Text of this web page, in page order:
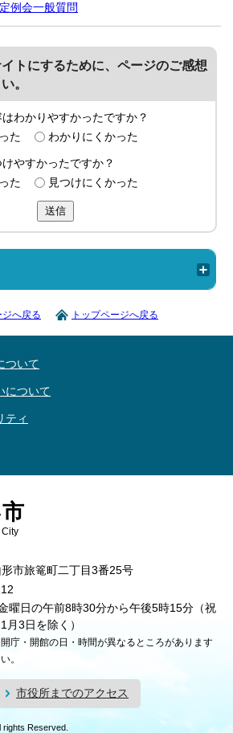
例会一般質問
トにするために、ページのご感想
。
わかりやすかったですか？
た
わかりにくかった
やすかったですか？
た
見つけにくかった
送信
へ戻る トップページへ戻る
ついて
について
ティ
市旅篭町二丁目3番25号
曜日の午前8時30分から午後5時15分（祝
月3日を除く）
庁・開館の日・時間が異なるところがあります
。
市役所までのアクセス
rights Reserved.